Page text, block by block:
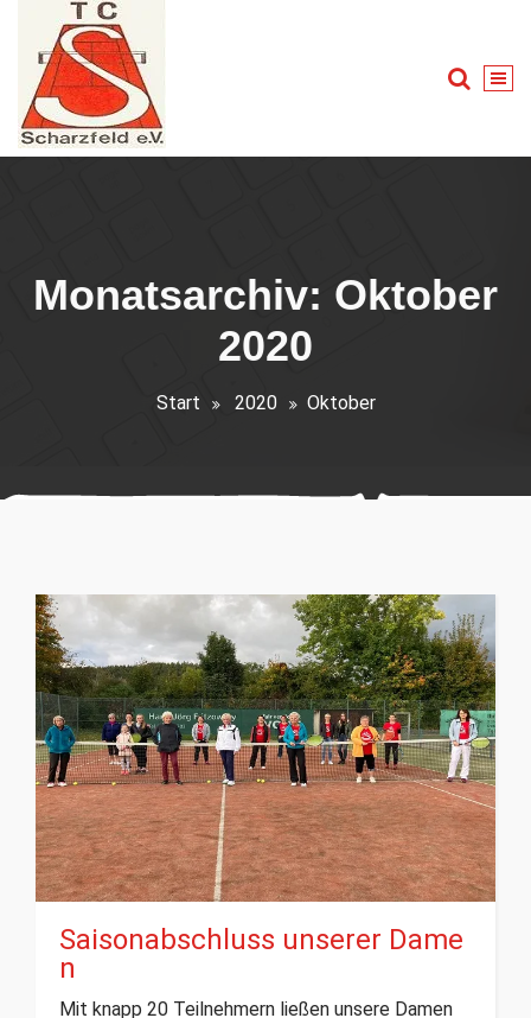
springen
Monatsarchiv: Oktober
2020
Start 2020 Oktober
Saisonabschluss unserer Dame
n
Mit knapp 20 Teilnehmern ließen unsere Damen